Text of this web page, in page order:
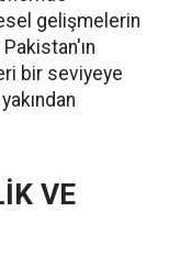
gelişmelerin
bir seviyeye
VE